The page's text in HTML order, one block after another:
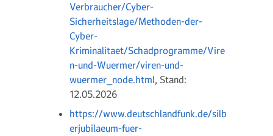
Verbraucher/Cyber-
Sicherheitslage/Methoden-der-
Cyber-
Kriminalitaet/Schadprogramme/Vire
n-und-Wuermer/viren-und-
wuermer_node.html, Stand:
12.05.2026
https://www.deutschlandfunk.de/silb
erjubilaeum-fuer-